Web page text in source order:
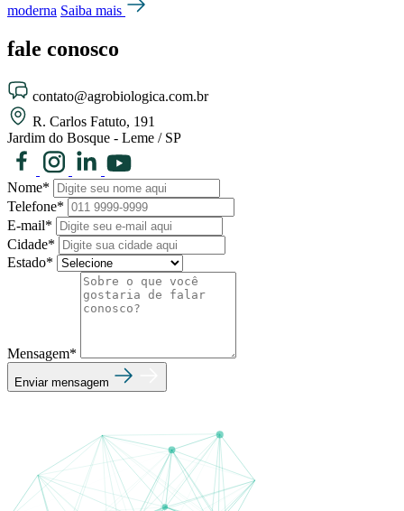
moderna Saiba mais
fale conosco
contato@agrobiologica.com.br
R. Carlos Fatuto, 191
Jardim do Bosque - Leme / SP
Nome*
Telefone*
E-mail*
Cidade*
Estado*
Mensagem*
Enviar mensagem